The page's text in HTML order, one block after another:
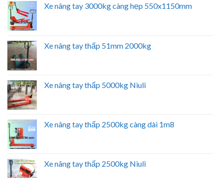
Xe nâng tay 3000kg càng hẹp 550x1150mm
Xe nâng tay thấp 51mm 2000kg
Xe nâng tay thấp 5000kg Niuli
Xe nâng tay thấp 2500kg càng dài 1m8
Xe nâng tay thấp 2500kg Niuli